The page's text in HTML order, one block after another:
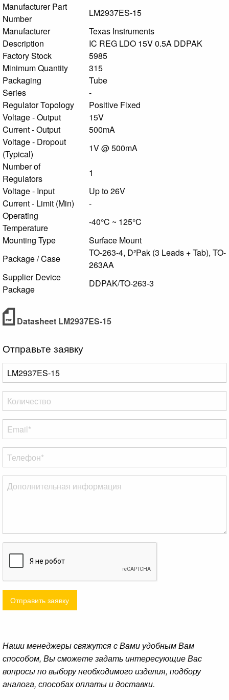
Manufacturer Part
Number
LM2937ES-15
Manufacturer
Texas Instruments
Description
IC REG LDO 15V 0.5A DDPAK
Factory Stock
5985
Minimum Quantity
315
Packaging
Tube
Series
-
Regulator Topology
Positive Fixed
Voltage - Output
15V
Current - Output
500mA
Voltage - Dropout
(Typical)
1V @ 500mA
Number of
Regulators
1
Voltage - Input
Up to 26V
Current - Limit (Min)
-
Operating
Temperature
-40°C ~ 125°C
Mounting Type
Surface Mount
Package / Case
TO-263-4, D²Pak (3 Leads + Tab), TO-
263AA
Supplier Device
Package
DDPAK/TO-263-3
Datasheet LM2937ES-15
Отправьте заявку
Отправить заявку
Наши менеджеры свяжутся с Вами удобным Вам
способом, Вы сможете задать интересующие Вас
вопросы по выбору необходимого изделия, подбору
аналога, способах оплаты и доставки.